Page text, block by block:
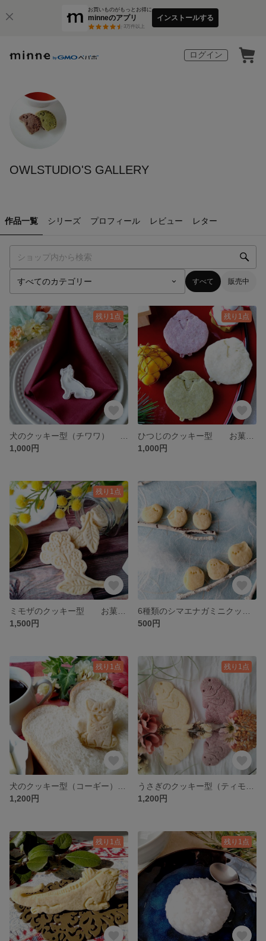
お買いものがもっとお得に
minneのアプリ
3万件以上
インストールする
ログイン
OWLSTUDIO'S GALLERY
作品一覧 シリーズ プロフィール レビュー レター
すべて 販売中
残り1点
1,000円
残り1点
1,000円
残り1点
1,500円
500円
残り1点
1,200円
残り1点
1,200円
残り1点 残り1点